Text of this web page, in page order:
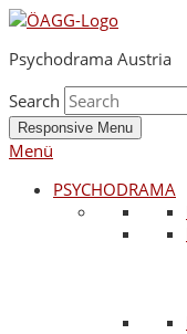
Psychodrama Austria
Search
Responsive Menu
Menü
PSYCHODRAMA